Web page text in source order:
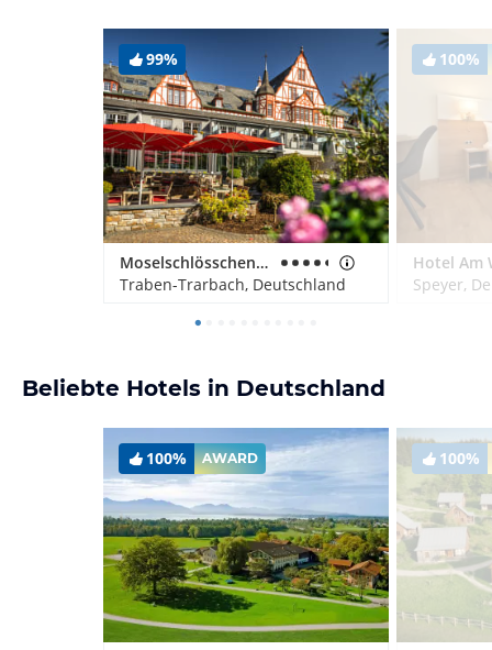
99%
Moselschlösschen Spa & Resort
Traben-Trarbach, Deutschland
100%
Hotel Am
Speyer,
Beliebte Hotels in Deutschland
100% AWARD 100%